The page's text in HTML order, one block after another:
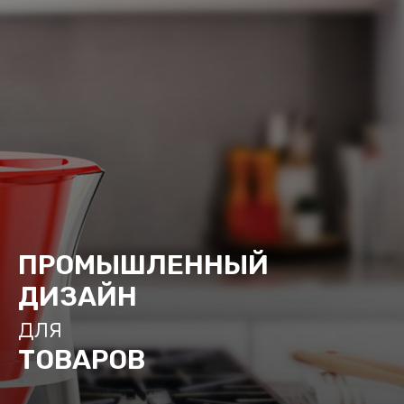
ПРОМЫШЛЕННЫЙ
ДИЗАЙН
для
ТОВАРОВ